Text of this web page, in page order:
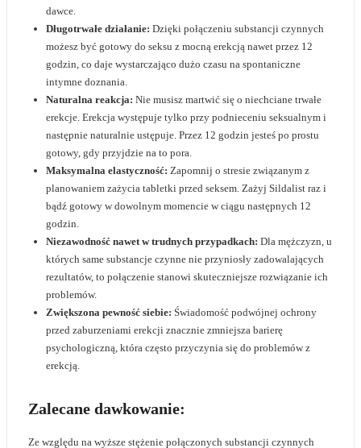
dawce.
Długotrwałe działanie: Dzięki połączeniu substancji czynnych
możesz być gotowy do seksu z mocną erekcją nawet przez 12
godzin, co daje wystarczająco dużo czasu na spontaniczne
intymne doznania.
Naturalna reakcja: Nie musisz martwić się o niechciane trwałe
erekcje. Erekcja występuje tylko przy podnieceniu seksualnym i
następnie naturalnie ustępuje. Przez 12 godzin jesteś po prostu
gotowy, gdy przyjdzie na to pora.
Maksymalna elastyczność: Zapomnij o stresie związanym z
planowaniem zażycia tabletki przed seksem. Zażyj Sildalist raz i
bądź gotowy w dowolnym momencie w ciągu następnych 12
godzin.
Niezawodność nawet w trudnych przypadkach: Dla mężczyzn, u
których same substancje czynne nie przyniosły zadowalających
rezultatów, to połączenie stanowi skuteczniejsze rozwiązanie ich
problemów.
Zwiększona pewność siebie: Świadomość podwójnej ochrony
przed zaburzeniami erekcji znacznie zmniejsza barierę
psychologiczną, która często przyczynia się do problemów z
erekcją.
Zalecane dawkowanie:
Ze względu na wyższe stężenie połączonych substancji czynnych